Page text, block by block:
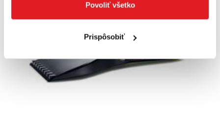
Povoliť všetko
Prispôsobiť